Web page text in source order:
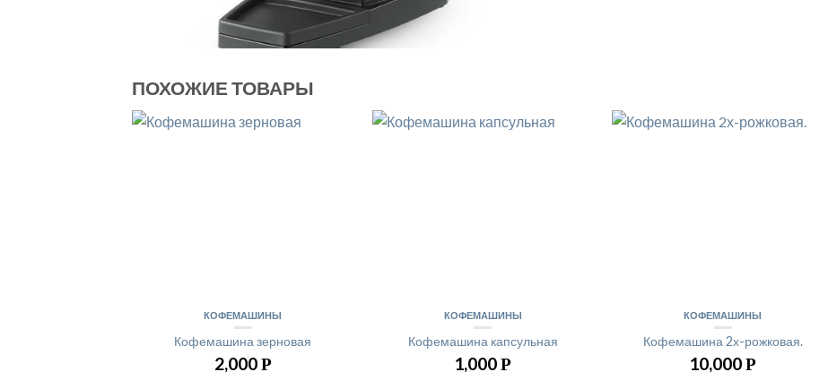
ПОХОЖИЕ ТОВАРЫ
КОФЕМАШИНЫ
Кофемашина зерновая
2,000Р
КОФЕМАШИНЫ
Кофемашина капсульная
1,000Р
КОФЕМАШИНЫ
Кофемашина 2х-рожковая.
10,000Р